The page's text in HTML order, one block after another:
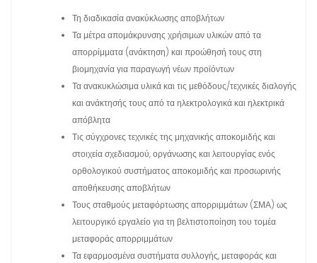
Τη διαδικασία ανακύκλωσης αποβλήτων
Τα μέτρα απομάκρυνσης χρήσιμων υλικών από τα
απορρίμματα (ανάκτηση) και προώθησή τους στη
βιομηχανία για παραγωγή νέων προϊόντων
Τα ανακυκλώσιμα υλικά και τις μεθόδους/τεχνικές διαλογής
και ανάκτησής τους από τα ηλεκτρολογικά και ηλεκτρικά
απόβλητα
Τις σύγχρονες τεχνικές της μηχανικής αποκομιδής και
στοιχεία σχεδιασμού, οργάνωσης και λειτουργίας ενός
ορθολογικού συστήματος αποκομιδής και προσωρινής
αποθήκευσης αποβλήτων
Τους σταθμούς μεταφόρτωσης απορριμμάτων (ΣΜΑ) ως
λειτουργικό εργαλείο για τη βελτιστοποίηση του τομέα
μεταφοράς απορριμμάτων
Τα εφαρμοσμένα συστήματα συλλογής, μεταφοράς και